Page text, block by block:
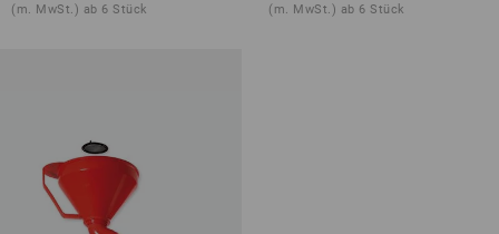
(m. MwSt.) ab 6 Stück (m. MwSt.) ab 6 Stück